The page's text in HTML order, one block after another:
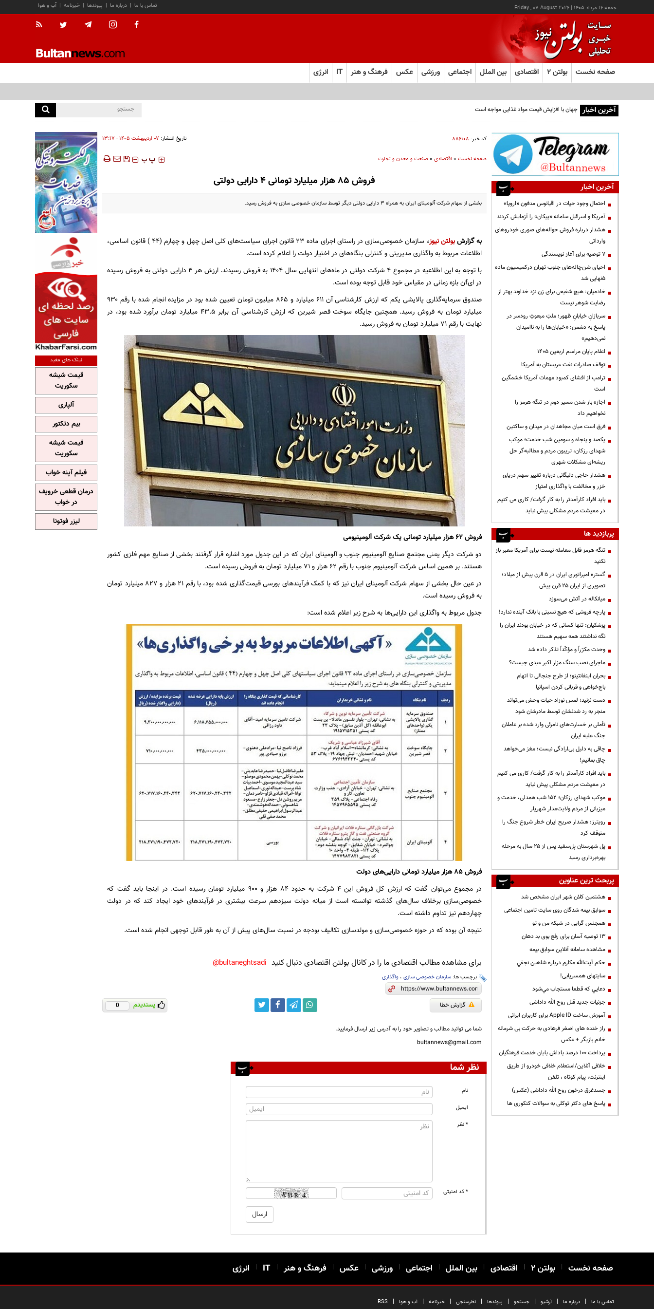
جمعه ۱۶ مرداد ۱۴۰۵ |
Friday , 07 August 2026 آب و هوا | خبرنامه | پیوندها | درباره ما | تماس با ما
صفحه نخست بولتن ۲ اقتصادی بین الملل اجتماعی ورزشی عکس فرهنگ و هنر IT انرژی
آخرین اخبار
کد خبر: ۸۸۶۱۰۸ تاریخ انتشار: ۰۷ ارديبهشت ۱۴۰۵ - ۱۳:۱۷
صفحه نخست» اقتصادی»صنعت و معدن و تجارت ‍‍‍ پ پ
فروش ۸۵ هزار میلیارد تومانی ۴ دارایی دولتی
بخشی از سهام شرکت آلومینای ایران به همراه ۳ دارایی دولتی دیگر توسط سازمان خصوصی سازی به فروش رسید.
به گزارشبولتن نیوز،
سازمان خصوصی‌سازی در راستای اجرای ماده ۲۳ قانون اجرای سیاست‌های کلی اصل چهل و چهارم (۴۴ ) قانون اساسی،
اطلاعات مربوط به واگذاری مدیریتی و کنترلی بنگاه‌های در اختیار دولت را اعلام کرده است.
با توجه به این اطلاعیه در مجموع ۴ شرکت دولتی در ماه‌های انتهایی سال ۱۴۰۴ به فروش رسیدند. ارزش هر ۴ دارایی دولتی به فروش رسیده
در ایfن بازه زمانی در مقیاس خود قابل توجه بوده است.
صندوق سرمایه‌گذاری پالایشی یکم که ارزش کارشناسی آن ۶۱۱ میلیارد و ۸۶۵ میلیون تومان تعیین شده بود در مزایده انجام شده با رقم ۹۳۰
میلیارد تومان به فروش رسید. همچنین جایگاه سوخت قصر شیرین که ارزش کارشناسی آن برابر ۴۳.۵ میلیارد تومان برآورد شده بود، در
نهایت با رقم ۷۱ میلیارد تومان به فروش رسید.
فروش ۶۲ هزار میلیارد تومانی یک شرکت آلومینیومی
دو شرکت دیگر یعنی مجتمع صنایع آلومینیوم جنوب و آلومینای ایران که در این جدول مورد اشاره قرار گرفتند بخشی از صنایع مهم فلزی کشور
هستند. بر همین اساس شرکت آلومینیوم جنوب با رقم ۶۲ هزار و ۷۱ میلیارد تومان به فروش رسیده است.
در عین حال بخشی از سهام شرکت آلومینای ایران نیز که با کمک فرآیندهای بورسی قیمت‌گذاری شده بود، با رقم ۲۱ هزار و ۸۲۷ میلیارد تومان
به فروش رسیده است.
جدول مربوط به واگذاری این دارایی‌ها به شرح زیر اعلام شده است:
فروش ۸۵ هزار میلیارد تومانی دارایی‌های دولت
در مجموع می‌توان گفت که ارزش کل فروش این ۴ شرکت به حدود ۸۴ هزار و ۹۰۰ میلیارد تومان رسیده است. در اینجا باید گفت که
خصوصی‌سازی برخلاف سال‌های گذشته توانسته است از میانه دولت سیزدهم سرعت بیشتری در فرآیندهای خود ایجاد کند که در دولت
چهاردهم نیز تداوم داشته است.
نتیجه آن بوده که در حوزه خصوصی‌سازی و مولدسازی تکالیف بودجه در نسبت سال‌های پیش از آن به طور قابل توجهی انجام شده است.
برای مشاهده مطالب اقتصادی ما را در کانال بولتن اقتصادی دنبال کنید bultaneghtsadi@
برچسب ها: سازمان خصوصی سازی، واگذاری
گزارش خطا پسندیدم 0
شما می توانید مطالب و تصاویر خود را به آدرس زیر ارسال فرمایید.
bultannews@gmail.com
نظر شما
نام
ایمیل
* نظر
* کد امنیتی
آخرین اخبار
احتمال وجود حیات در اقیانوس مدفون «اروپا»
آمریکا و اسرائیل سامانه «پیکان» را آزمایش کردند
هشدار درباره فروش حواله‌های صوری خودروهای
وارداتی
۷ توصیه برای آغاز نویسندگی
احیای شن‌چاله‌های جنوب تهران درکمیسیون ماده
۵نهایی شد
خادمیان: هیچ شفیعی برای زن نزد خداوند بهتر از
رضایت شوهر نیست
سربازانِ خیابانِ ظهور؛ ملتِ مبعوثِ رودسر در
پاسخ به دشمن: «خیابان‌ها را به ناامیدان
نمی‌دهیم»
اعلام پایان مراسم اربعین ۱۴۰۵
توقف صادرات نفت عربستان به آمریکا
ترامپ از افشای کمبود مهمات آمریکا خشمگین
است
اجازه باز شدن مسیر دوم در تنگه هرمز را
نخواهیم داد
فرق است میان مجاهدان در میدان و ساکتین
یکصد و پنجاه و سومین شب خدمت؛ موکب
شهدای رزکان، تریبون مردم و مطالبه‌گر حل
ریشه‌ای مشکلات شهری
هشدار حاجی دلیگانی درباره تغییر سهم دریای
خزر و مخالفت با واگذاری امتیاز
باید افراد کارآمدتر را به کار گرفت/ کاری می کنیم
در معیشت مردم مشکلی پیش نیاید
پربازدید ها
تنگه هرمز قابل معامله نیست برای آمریکا معبر باز
نکنید
گستره امپراتوری ایران در ۵ قرن پیش از میلاد؛
تصویری از ایران ۲۵ قرن پیش
میانکاله در آتش می‌سوزد
پارچه فروشی که هیچ نسبتی با بانک آینده ندارد!
پزشکیان: تنها کسانی که در خیابان بودند ایران را
نگه نداشتند همه سهیم هستند
وحدت مکرّراً و مؤکّداً تذکر داده شد
ماجرای نصب سنگ مزار اکبر عبدی چیست؟
بحران اینفانتینو؛ از طرح جنجالی تا اتهام
باج‌خواهی و قربانی کردن اسپانیا
دست نزنید؛ لمس نوزاد حیات وحش می‌تواند
منجر به رد شدنشان توسط مادرشان شود
تأملی بر خسارت‌های نامرئی وارد شده بر عاملان
جنگ علیه ایران
چاقی به دلیل بی‌ارادگی نیست؛ مغز می‌خواهد
چاق بمانیم!
باید افراد کارآمدتر را به کار گرفت/ کاری می کنیم
در معیشت مردم مشکلی پیش نیاید
موکب شهدای رزکان؛ ۱۵۲ شب همدلی، خدمت و
میزبانی از مردم ولایت‌مدار شهریار
رویترز: هشدار صریح ایران خطر شروع جنگ را
متوقف کرد
پل شهرستان پل‌سفید پس از ۲۵ سال به مرحله
بهره‌برداری رسید
پربحث ترین عناوین
هشتمین کلان شهر ایران مشخص شد
سوابق بیمه شدگان روی سایت تامین اجتماعی
همجنس گرایی در شبکه من و تو
13 توصیه آسان برای رفع بوی بد دهان
مشاهده سامانه آنلاين سوابق بیمه
حكم آيت‌الله مكارم درباره شاهين نجفي
سایتهای همسریابی!
دعايي كه قطعا مستجاب مي‌شود
جزئیات جدید قتل روح الله داداشی
آموزش ساخت Apple ID برای کاربران ایرانی
راز خنده های اصغر فرهادی به حرکت بی شرمانه
خانم بازیگر + عکس
پرداخت ۱۰۰ درصد پاداش پایان خدمت فرهنگیان
خلافی آنلاین/استعلام خلافی خودرو از طریق
اینترنت، پیام کوتاه ، تلفن
جسدغرق درخون روح الله داداشی (عکس)
پاسخ های دکتر توکلی به سوالات کنکوری ها
لینک های مفید
قیمت شیشه
سکوریت
آلپاری
بیم دتکتور
قیمت شیشه
سکوریت
فیلم آپنه خواب
درمان قطعی خروپف
در خواب
لیزر فوتونا
صفحه نخست | بولتن ۲ | اقتصادی | بین الملل | اجتماعی | ورزشی | عکس | فرهنگ و هنر |
IT
| انرژی
تماس با ما | درباره ما | آرشیو | جستجو | پیوندها | نظرسنجی | خبرنامه | آب و هوا |
RSS